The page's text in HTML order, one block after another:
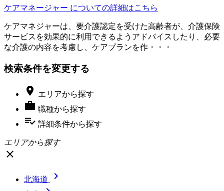
ケアマネージャー についての詳細はこちら
ケアマネジャーは、要介護認定を受けた高齢者が、介護保険
サービスを効果的に利用できるようアドバイスしたり、必要
な介護の内容を考慮し、ケアプランを作・・・
検索条件を変更する
 エリアから探す
 職種から探す
playlist_add_check 詳細条件から探す
エリアから探す
close
北海道 